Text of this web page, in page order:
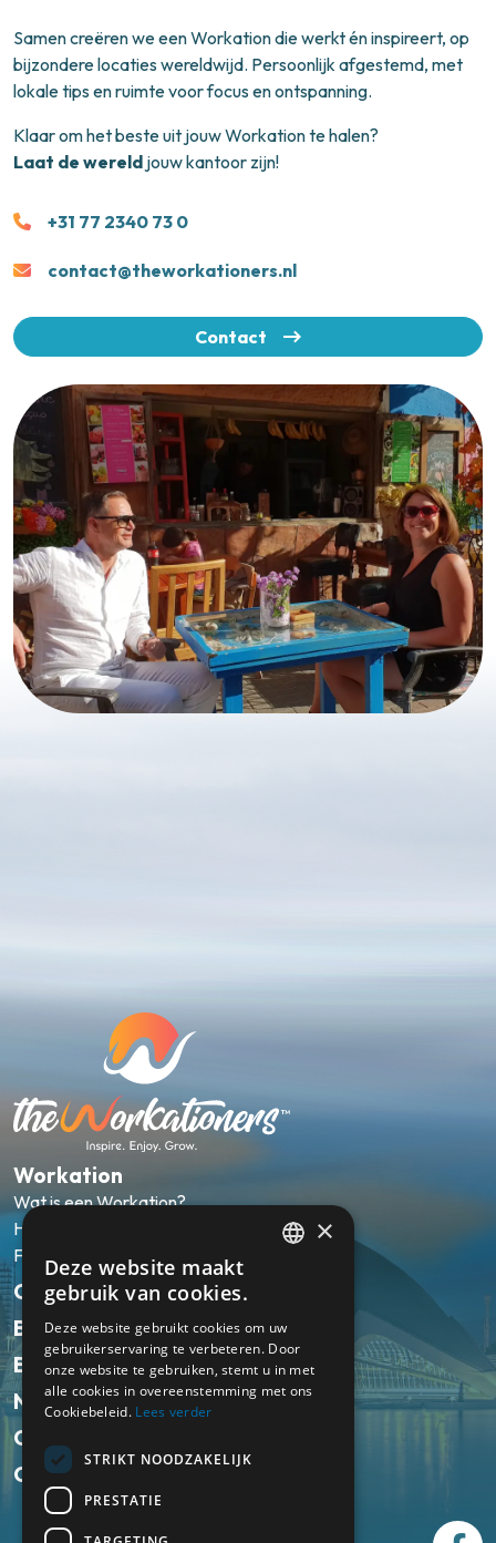
Samen creëren we een Workation die werkt én inspireert, op
bijzondere locaties wereldwijd. Persoonlijk afgestemd, met
lokale tips en ruimte voor focus en ontspanning.
Klaar om het beste uit jouw Workation te halen?
Laat de wereld jouw kantoor zijn!
+31 77 2340 73 0
contact@theworkationers.nl
Contact
Workation
Wat is een Workation?
Hoe werkt het?
FAQ
Onze pakketten
Bestemmingen
Ervaringen
Nieuws
Over ons
Contact
×
Deze website maakt
gebruik van cookies.
Deze website gebruikt cookies om uw
gebruikerservaring te verbeteren. Door
onze website te gebruiken, stemt u in met
alle cookies in overeenstemming met ons
Cookiebeleid. Lees verder
STRIKT NOODZAKELIJK
PRESTATIE